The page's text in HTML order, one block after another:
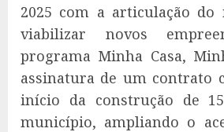
2025 com a articulação
viabilizar novos
programa Minha Casa,
assinatura de um contrato
início da construção de
município, ampliando o